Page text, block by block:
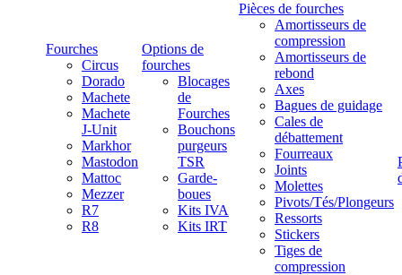
Fourches
Circus
Dorado
Machete
Machete
J-Unit
Markhor
Mastodon
Mattoc
Mezzer
R7
R8
Options de
fourches
Blocages
de
Fourches
Bouchons
purgeurs
TSR
Garde-
boues
Kits IVA
Kits IRT
Pièces de fourches
Amortisseurs de
compression
Amortisseurs de
rebond
Axes
Bagues de guidage
Cales de
débattement
Fourreaux
Joints
Molettes
Pivots/Tés/Plongeurs
Ressorts
Stickers
Tiges de
compression